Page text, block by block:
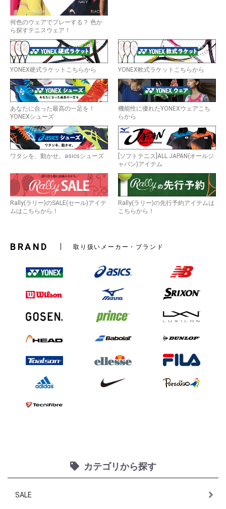
何色のウェアでプレーする？ 色か
ら探すテニスウェア！
YONEX硬式ラケットこちらから YONEX軟式ラケットこちらから
あなたに合った最高の一足を！
YONEXシューズ
機能性に優れたYONEXウェアこち
らから
ワタシを、動かせ。asicsシューズ
[ソフトテニス]ALL JAPAN(オールジ
ャパン)アイテム
Rally(ラリー)のSALE(セール)アイテ
ムはこちらから！
Rally(ラリー)の先行予約アイテムは
こちらから！
BRAND 取り扱いメーカー・ブランド
カテゴリから探す
SALE